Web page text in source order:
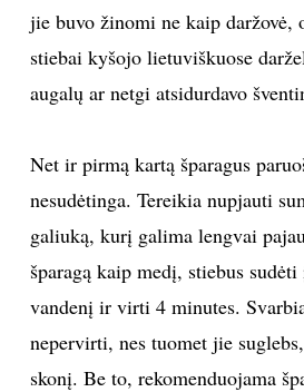
VAIKAI
NELAIMĖS
KONTAKTAI
Sekite mus:
jie buvo žinomi ne kaip
stiebai kyšojo lietuviškuose
augalų ar netgi atsidurdavo
Net ir pirmą kartą šparagus
nesudėtinga. Tereikia nupjauti
galiuką, kurį galima lengvai
šparagą kaip medį, stiebus
vandenį ir virti 4 minutes.
nepervirti, nes tuomet jie
skonį. Be to, rekomenduojama